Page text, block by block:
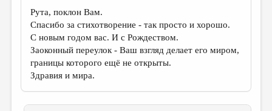
ПУБЛИЦИСТИКА
РЕЦЕНЗИРОВАНИЕ
ЦИКЛЫ ПУБЛИКАЦИЙ
ТРЕДИАКОВСКИЙ
Рута, поклон Вам.
Спасибо за стихотворение - так просто и хорошо.
С новым годом вас. И с Рождеством.
Заоконный переулок - Ваш взгляд делает его миром,
границы которого ещё не открыты.
Здравия и мира.